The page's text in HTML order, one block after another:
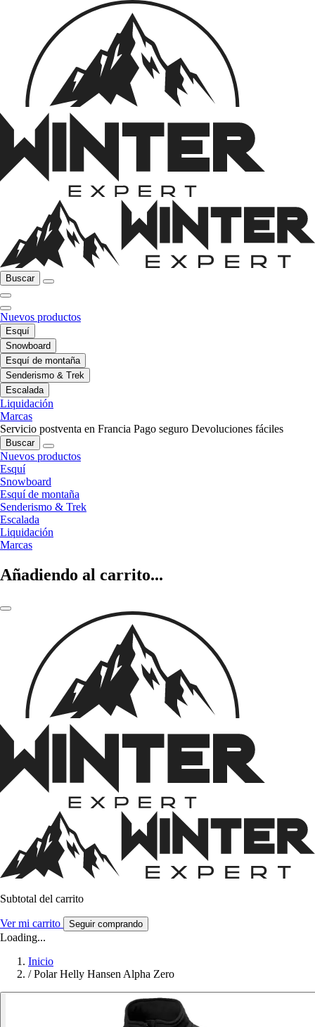
Buscar
Nuevos productos
Esquí
Snowboard
Esquí de montaña
Senderismo & Trek
Escalada
Liquidación
Marcas
Servicio postventa en Francia Pago seguro Devoluciones fáciles
Buscar
Nuevos productos
Esquí
Snowboard
Esquí de montaña
Senderismo & Trek
Escalada
Liquidación
Marcas
Añadiendo al carrito...
Subtotal del carrito
Ver mi carrito Seguir comprando
Loading...
Inicio
/ Polar Helly Hansen Alpha Zero